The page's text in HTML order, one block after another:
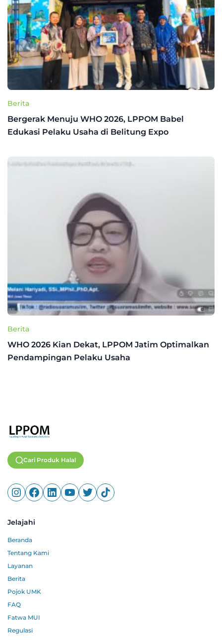
Berita
Bergerak Menuju WHO 2026, LPPOM Babel
Edukasi Pelaku Usaha di Belitung Expo
Berita
WHO 2026 Kian Dekat, LPPOM Jatim Optimalkan
Pendampingan Pelaku Usaha
Cari Produk Halal
Jelajahi
Beranda
Tentang Kami
Layanan
Berita
Pojok UMK
FAQ
Fatwa MUI
Regulasi